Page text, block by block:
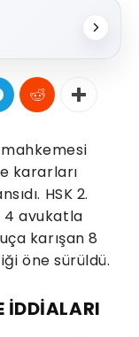
kararları
HSK 2.
4 avukatla
karışan 8
öne sürüldü.
İDDİALARI